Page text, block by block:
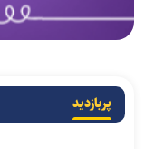
پربازدید